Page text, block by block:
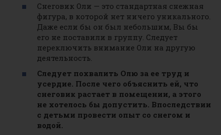
Снеговик Оли — это стандартная снежная
фигура, в которой нет ничего уникального.
Даже если бы он был небольшим, Вы бы
его не поставили в группу. Следует
переключить внимание Оли на другую
деятельность.
Следует похвалить Олю за ее труд и
усердие. После чего объяснить ей, что
снеговик растает в помещении, а этого
не хотелось бы допустить. Впоследствии
с детьми провести опыт со снегом и
водой.